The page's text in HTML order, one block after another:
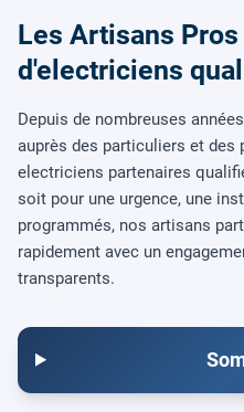
Les Artisans
d'electriciens
Depuis de nombreuses
auprès des particuliers et des
electriciens partenaires
soit pour une urgence, une
programmés, nos artisans
rapidement avec un
transparents.